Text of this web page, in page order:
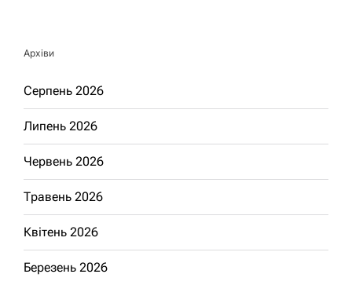
Архіви
Серпень 2026
Липень 2026
Червень 2026
Травень 2026
Квітень 2026
Березень 2026